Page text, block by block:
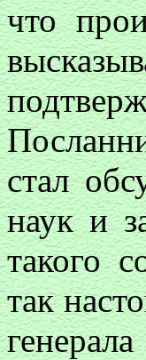
что
стал
наук и
такого
так